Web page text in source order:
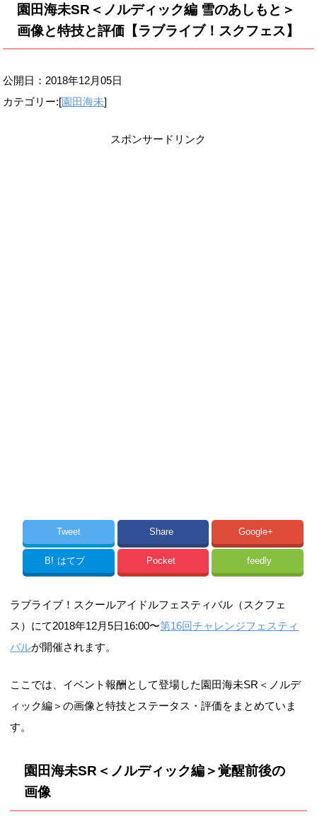
園田海未SR＜ノルディック編 雪のあしもと＞
画像と特技と評価【ラブライブ！スクフェス】
公開日： 2018年12月05日
カテゴリー:[園田海未]
スポンサードリンク
Tweet Share Google+
B! はてブ Pocket feedly
ラブライブ！スクールアイドルフェスティバル（スクフェ
ス）にて2018年12月5日16:00〜第16回チャレンジフェスティ
バルが開催されます。
ここでは、イベント報酬として登場した園田海未SR＜ノルデ
ィック編＞の画像と特技とステータス・評価をまとめていま
す。
園田海未SR＜ノルディック編＞覚醒前後の
画像